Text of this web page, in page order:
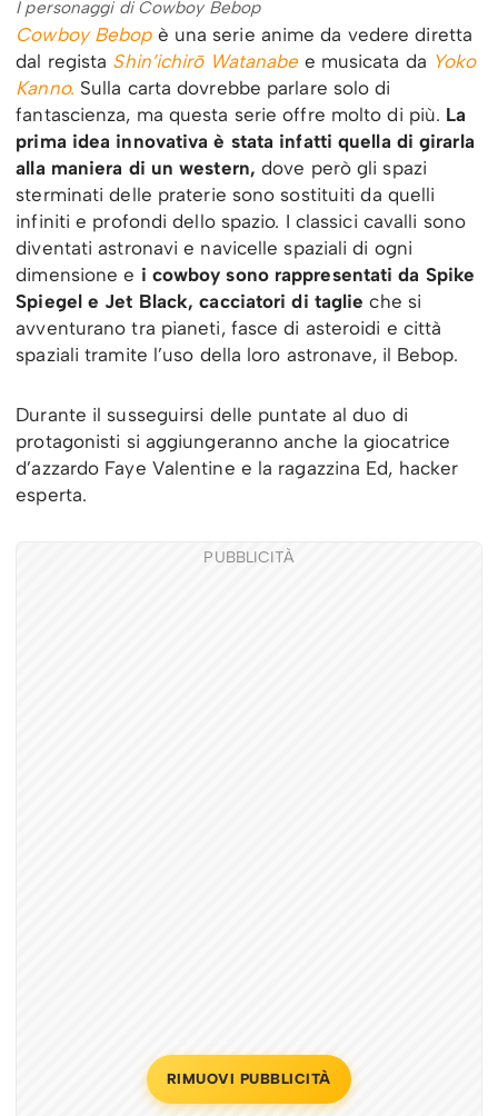
I personaggi di Cowboy Bebop
Cowboy Bebop è una serie anime da vedere diretta
dal regista Shin’ichirō Watanabe e musicata da Yoko
Kanno. Sulla carta dovrebbe parlare solo di
fantascienza, ma questa serie offre molto di più. La
prima idea innovativa è stata infatti quella di girarla
alla maniera di un western,dove però gli spazi
sterminati delle praterie sono sostituiti da quelli
infiniti e profondi dello spazio. I classici cavalli sono
diventati astronavi e navicelle spaziali di ogni
dimensione e i cowboy sono rappresentati da Spike
Spiegel e Jet Black, cacciatori di taglie che si
avventurano tra pianeti, fasce di asteroidi e città
spaziali tramite l’uso della loro astronave, il Bebop.
Durante il susseguirsi delle puntate al duo di
protagonisti si aggiungeranno anche la giocatrice
d’azzardo Faye Valentine e la ragazzina Ed, hacker
esperta.
PUBBLICITÀ
RIMUOVI PUBBLICITÀ